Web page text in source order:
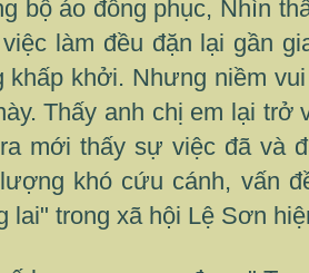
bộ áo đồng phục, Nhìn
làm đều đặn lại gần
khấp khởi. Nhưng niềm
Thấy anh chị em lại trở
mới thấy sự việc đã và
khó cứu cánh, vấn
lai" trong xã hội Lệ Sơn